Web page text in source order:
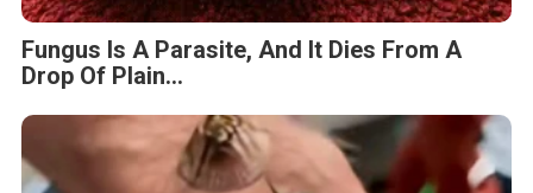
Fungus Is A Parasite, And It Dies From A
Drop Of Plain...